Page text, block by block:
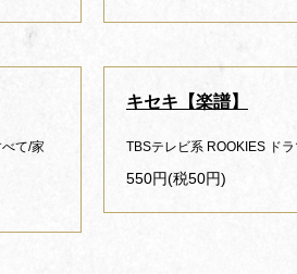
て/家
キセキ【楽譜】
TBSテレビ系 ROOKIES ド
550円(税50円)